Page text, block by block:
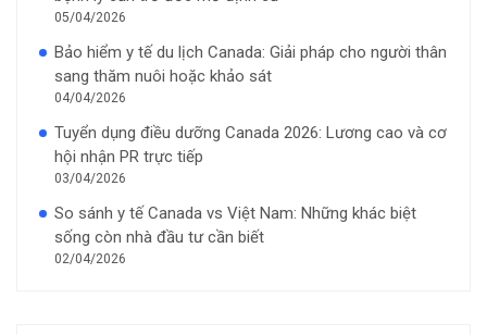
05/04/2026
Bảo hiểm y tế du lịch Canada: Giải pháp cho người thân
sang thăm nuôi hoặc khảo sát
04/04/2026
Tuyển dụng điều dưỡng Canada 2026: Lương cao và cơ
hội nhận PR trực tiếp
03/04/2026
So sánh y tế Canada vs Việt Nam: Những khác biệt
sống còn nhà đầu tư cần biết
02/04/2026